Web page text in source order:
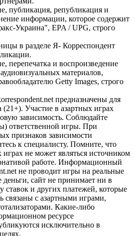
публикация, републикация и
информации, которое содержит
Украина", EPA / UPG, строго
в разделе Я- Корреспондент
перепечатка и воспроизведение
материалов,
Getty Images, строго
предназначены для
(21+). Участие в азартных играх
зависимость. Соблюдайте
ответственной игры. При
признаков зависимости
к специалисту. Помните, что
играх не может являться источником
работе. Информационный
не проводит игры на реальные
сайт не принимает ни в
ставок и других платежей, которые
связаны с азартными играми,
Какие-либо
ресурсе
исключительно в